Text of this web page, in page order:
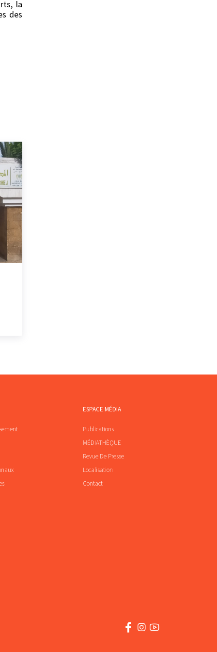
la
des
ESPACE MÉDIA
Publications
MÉDIATHÈQUE
Revue De Presse
Localisation
Contact